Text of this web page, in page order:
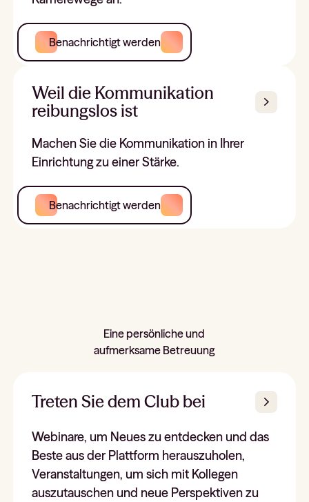
Benachrichtigt werden
Weil die Kommunikation
reibungslos ist
Machen Sie die Kommunikation in Ihrer
Einrichtung zu einer Stärke.
Benachrichtigt werden
Eine persönliche und
aufmerksame Betreuung
Treten Sie dem Club bei
Webinare, um Neues zu entdecken und das
Beste aus der Plattform herauszuholen,
Veranstaltungen, um sich mit Kollegen
auszutauschen und neue Perspektiven zu